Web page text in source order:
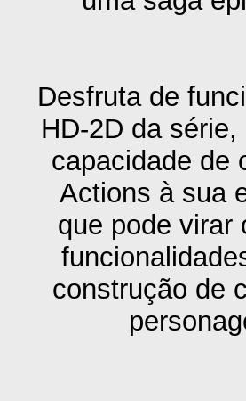
Desfruta de
HD-2D da
capacidade de
Actions à sua
que pode virar
construção de